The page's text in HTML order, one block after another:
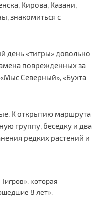
Кирова, Казани,
знакомиться с
день «тигры» довольно
поврежденных за
Северный», «Бухта
К открытию маршрута
группу, беседку и два
редких растений и
которая
8 лет», -